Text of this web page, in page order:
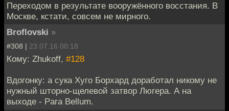
Переходом в результате вооружённого восстания. В
Москве, кстати, совсем не мирного.
Broflovski »
#308 | 23.07.16 00:18
Кому: Zhukoff, #128
Вдогонку: а сука Хуго Борхард доработал никому не
нужный шторно-щелевой затвор Люгера. А на
выходе - Para Bellum.